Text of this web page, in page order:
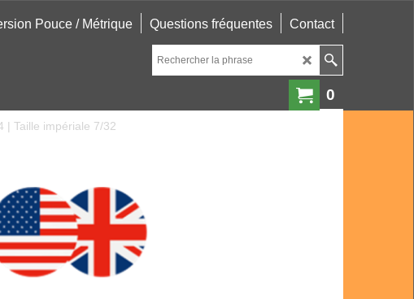
Pouce / Métrique Questions fréquentes Contact
0
| Taille impériale 7/32